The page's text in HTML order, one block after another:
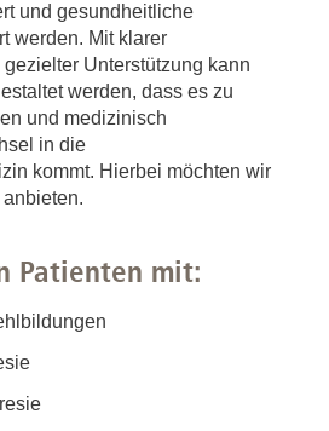
und gesundheitliche
werden. Mit klarer
Unterstützung kann
werden, dass es zu
und medizinisch
in die
kommt. Hierbei möchten wir
anbieten.
Patienten mit: